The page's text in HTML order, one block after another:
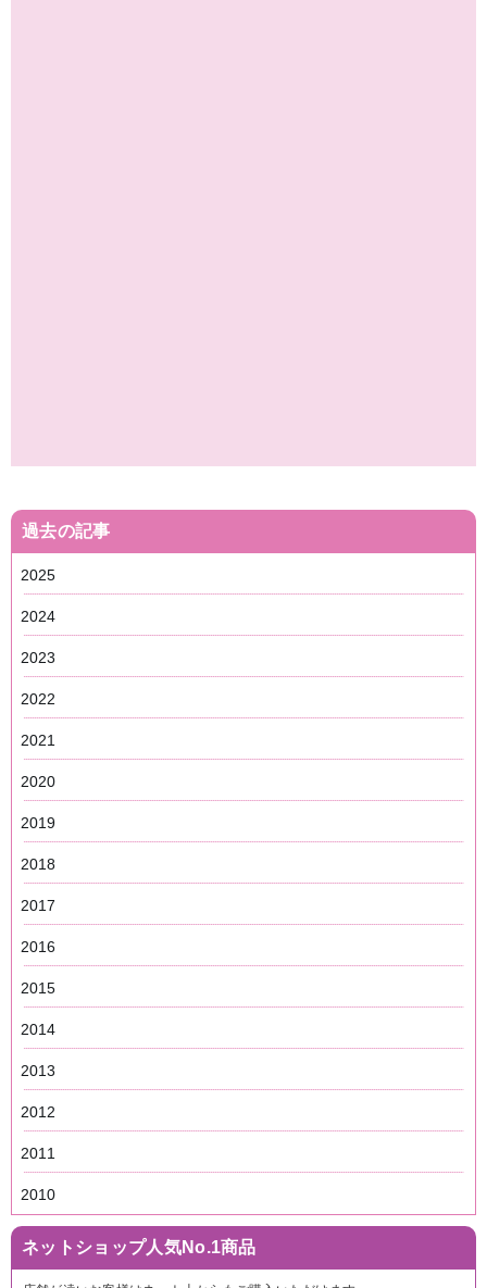
過去の記事
2025
2024
2023
2022
2021
2020
2019
2018
2017
2016
2015
2014
2013
2012
2011
2010
ネットショップ人気No.1商品